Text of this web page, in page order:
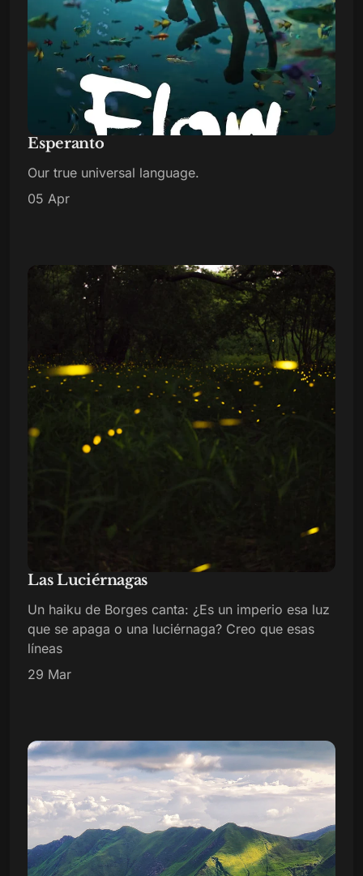
Esperanto
Our true universal language.
05 Apr
Las Luciérnagas
Un haiku de Borges canta: ¿Es un imperio esa luz
que se apaga o una luciérnaga? Creo que esas
líneas
29 Mar